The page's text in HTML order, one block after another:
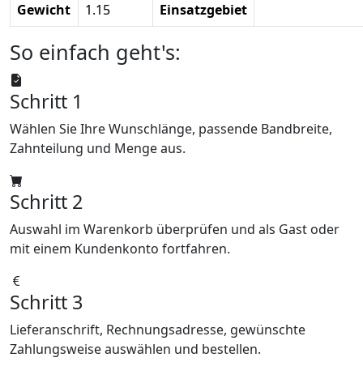
Gewicht 1.15 Einsatzgebiet
So einfach geht's:
Schritt 1
Wählen Sie Ihre Wunschlänge, passende Bandbreite,
Zahnteilung und Menge aus.
Schritt 2
Auswahl im Warenkorb überprüfen und als Gast oder
mit einem Kundenkonto fortfahren.
Schritt 3
Lieferanschrift, Rechnungsadresse, gewünschte
Zahlungsweise auswählen und bestellen.